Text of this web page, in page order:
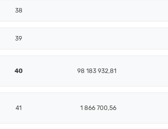
38
39
40 98 183 932,81
41 1 866 700,56